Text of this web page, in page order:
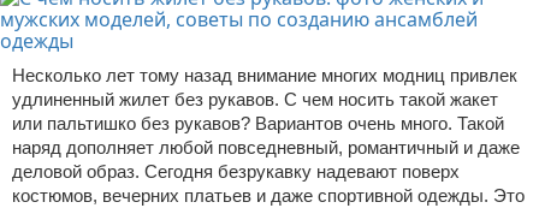
Несколько лет тому назад внимание многих модниц привлек
удлиненный жилет без рукавов. С чем носить такой жакет
или пальтишко без рукавов? Вариантов очень много. Такой
наряд дополняет любой повседневный, романтичный и даже
деловой образ. Сегодня безрукавку надевают поверх
костюмов, вечерних платьев и даже спортивной одежды. Это